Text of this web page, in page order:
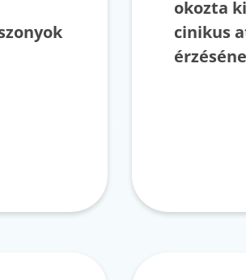
okozta
cinikus